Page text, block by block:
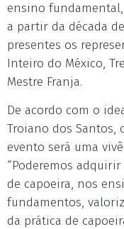
ensino
a partir da década
presentes os
Inteiro do México,
Mestre Franja.
De acordo com o
Troiano dos Santos,
evento será uma
“Poderemos
de capoeira, nos
fundamentos,
da prática de